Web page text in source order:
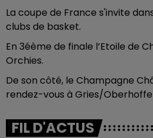
La coupe de France s'invite
clubs de basket.
En 3éème de finale l’Etoile de
Orchies.
De son côté, le Champagne
rendez-vous à Gries/
FIL D'ACTUS